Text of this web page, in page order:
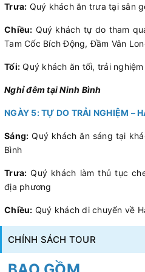
Trưa: Quý khách ăn trưa tại sân
Chiều: Quý khách tự do tham
Tam Cốc Bích Động, Đầm Vân
Tối: Quý khách ăn tối, trải
Nghỉ đêm tại Ninh Bình
NGÀY 5: TỰ DO TRẢI NGHIỆM –
Sáng: Quý khách ăn sáng tại
Bình
Trưa: Quý khách làm thủ tục
địa phương
Chiều: Quý khách di chuyển về
CHÍNH SÁCH TOUR